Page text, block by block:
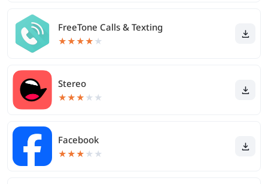
FreeTone Calls & Texting
★★★★ ★
Stereo
★★★ ★ ★
Facebook
★★★ ★ ★